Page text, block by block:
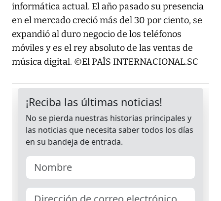
informática actual. El año pasado su presencia
en el mercado creció más del 30 por ciento, se
expandió al duro negocio de los teléfonos
móviles y es el rey absoluto de las ventas de
música digital. ©El PAÍS INTERNACIONAL.SC